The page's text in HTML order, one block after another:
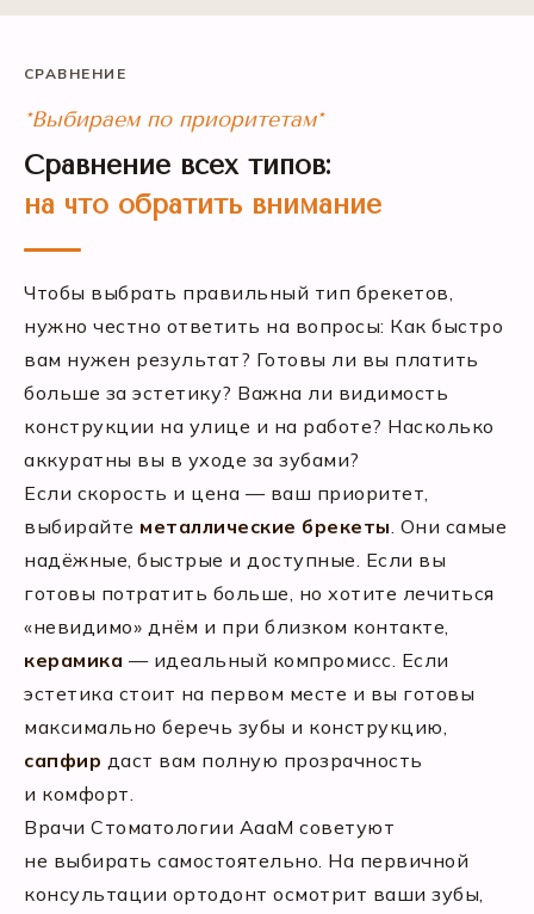
СРАВНЕНИЕ
*Выбираем по приоритетам*
Сравнение всех типов:
на что обратить внимание
Чтобы выбрать правильный тип брекетов,
нужно честно ответить на вопросы: Как быстро
вам нужен результат? Готовы ли вы платить
больше за эстетику? Важна ли видимость
конструкции на улице и на работе? Насколько
аккуратны вы в уходе за зубами?
Если скорость и цена — ваш приоритет,
выбирайте металлические брекеты. Они самые
надёжные, быстрые и доступные. Если вы
готовы потратить больше, но хотите лечиться
«невидимо» днём и при близком контакте,
керамика — идеальный компромисс. Если
эстетика стоит на первом месте и вы готовы
максимально беречь зубы и конструкцию,
сапфир даст вам полную прозрачность
и комфорт.
Врачи Стоматологии АааМ советуют
не выбирать самостоятельно. На первичной
консультации ортодонт осмотрит ваши зубы,